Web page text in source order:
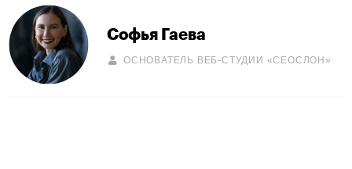
На первый взгляд, это самый простой
способ, но он ограничивал возможность
гибкой настройки нового движка. Из-за
необходимости изменений в структуре сайта